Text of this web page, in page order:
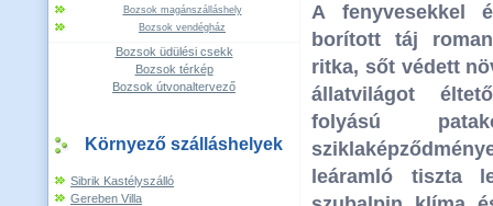
Bozsok magánszálláshely
Bozsok vendégház
Bozsok üdülési csekk
Bozsok térkép
Bozsok útvonaltervező
Környező szálláshelyek
Sibrik Kastélyszálló
Gereben Villa
A fenyvesekkel
borított táj
ritka, sőt védett
állatvilágot
folyású
leáramló tiszta